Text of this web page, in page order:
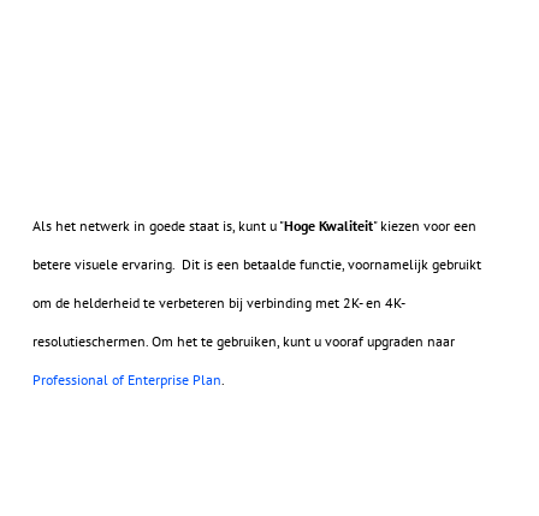
Als het netwerk in goede staat is, kunt u "Hoge Kwaliteit" kiezen voor een
betere visuele ervaring. Dit is een betaalde functie, voornamelijk gebruikt
om de helderheid te verbeteren bij verbinding met 2K- en 4K-
resolutieschermen. Om het te gebruiken, kunt u vooraf upgraden naar
Professional of Enterprise Plan.